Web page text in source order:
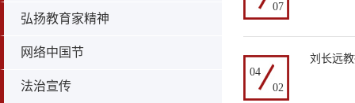
弘扬教育家精神
网络中国节
法治宣传
07
04
02
刘长远